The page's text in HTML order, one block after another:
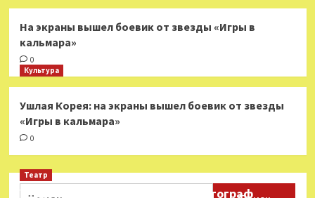
На экраны вышел боевик от звезды «Игры в
кальмара»
0
Культура
Ушлая Корея: на экраны вышел боевик от звезды
«Игры в кальмара»
0
Найти:
Театр
Ушёл из жизни театральный фотограф